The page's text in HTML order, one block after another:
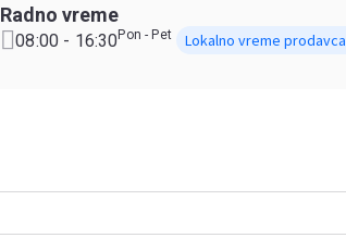
Radno vreme
08:00 - 16:30Pon - Pet Lokalno vreme prodavca